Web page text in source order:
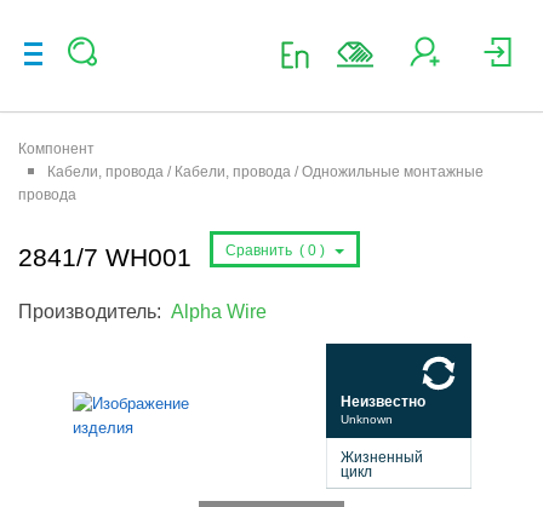
Компонент
Кабели, провода / Кабели, провода / Одножильные монтажные
провода
2841/7 WH001 Сравнить ( 0 )
Производитель: Alpha Wire